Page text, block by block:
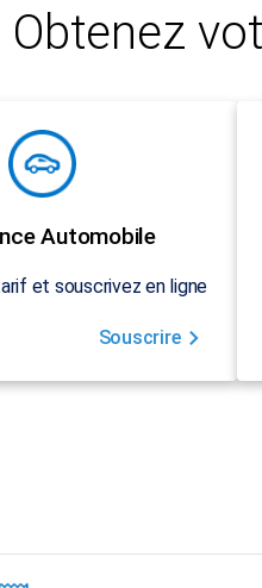
Automobile
et souscrivez en ligne
Souscrire